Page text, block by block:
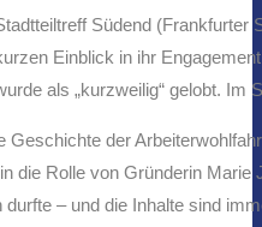
Südend (Frankfurter
Einblick in ihr
als „kurzweilig“ gelobt.
Geschichte der
die Rolle von Gründerin
– und die Inhalte sind